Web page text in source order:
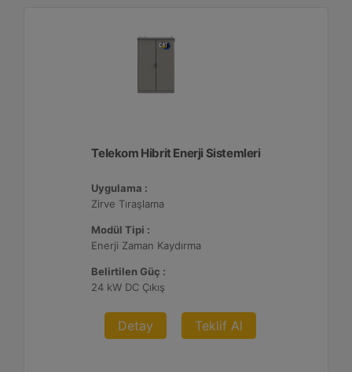
Telekom Hibrit Enerji Sistemleri
Uygulama :
Zirve Tıraşlama
Modül Tipi :
Enerji Zaman Kaydırma
Belirtilen Güç :
24 kW DC Çıkış
Detay Teklif Al